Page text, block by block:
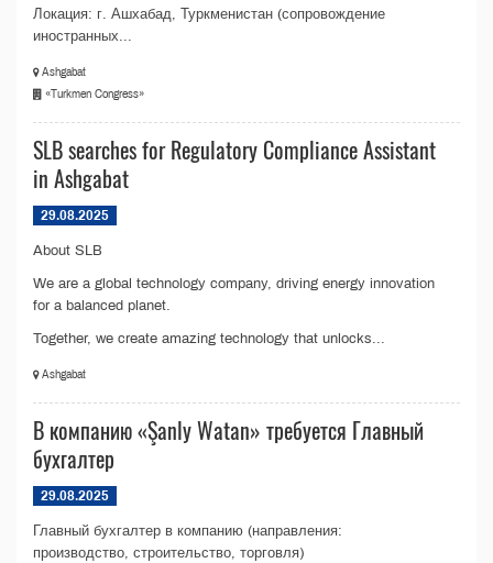
Локация: г. Ашхабад, Туркменистан (сопровождение
иностранных...
Ashgabat
«Turkmen Congress»
SLB searches for Regulatory Compliance Assistant
in Ashgabat
29.08.2025
About SLB
We are a global technology company, driving energy innovation
for a balanced planet.
Together, we create amazing technology that unlocks...
Ashgabat
В компанию «Şanly Watan» требуется Главный
бухгалтер
29.08.2025
Главный бухгалтер в компанию (направления:
производство, строительство, торговля)